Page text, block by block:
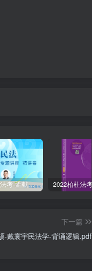
2024众合法考-孟献贵民法-精讲卷.pdf
下一篇
-戴寰宇民法学-背诵逻辑.pdf